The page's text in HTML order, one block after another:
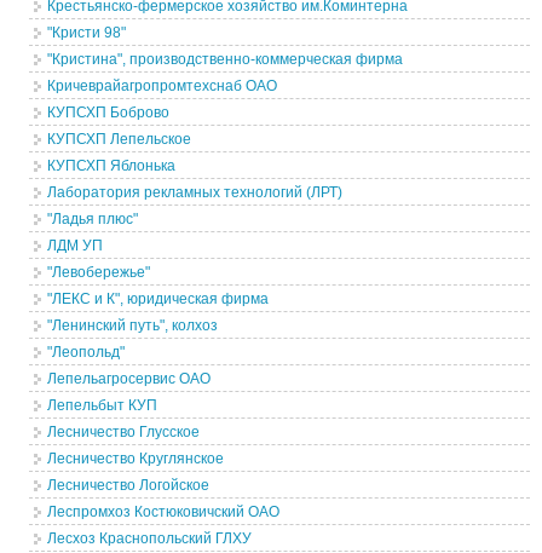
Крестьянско-фермерское хозяйство им.Коминтерна
"Кристи 98"
"Кристина", производственно-коммерческая фирма
Кричеврайагропромтехснаб ОАО
КУПСХП Боброво
КУПСХП Лепельское
КУПСХП Яблонька
Лаборатория рекламных технологий (ЛРТ)
"Ладья плюс"
ЛДМ УП
"Левобережье"
"ЛЕКС и К", юридическая фирма
"Ленинский путь", колхоз
"Леопольд"
Лепельагросервис ОАО
Лепельбыт КУП
Лесничество Глусское
Лесничество Круглянское
Лесничество Логойское
Леспромхоз Костюковичский ОАО
Лесхоз Краснопольский ГЛХУ